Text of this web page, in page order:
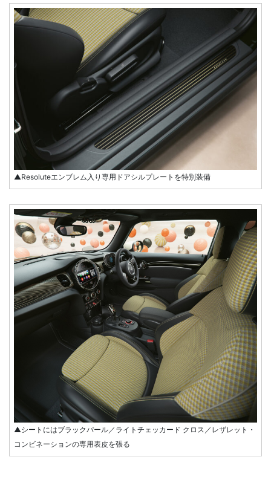
▲Resoluteエンブレム入り専用ドアシルプレートを特別装備
▲シートにはブラックパール／ライトチェッカード クロス／レザレット・
コンビネーションの専用表皮を張る